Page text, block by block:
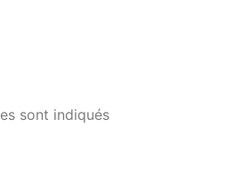
sont indiqués